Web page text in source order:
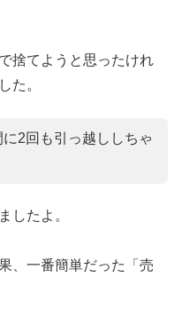
捨てようと思ったけれ
た。
2回も引っ越ししちゃ
したよ。
、一番簡単だった「売